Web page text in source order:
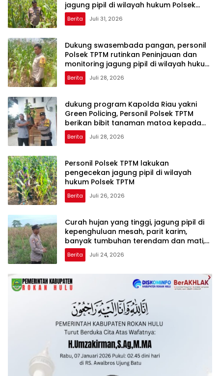
jagung pipil di wilayah hukum Polsek
TPTM
Berita Juli 31, 2026
Dukung swasembada pangan, personil
Polsek TPTM rutinkan Peninjauan dan
monitoring jagung pipil di wilayah hukum
Polsek TPTM
Berita Juli 28, 2026
dukung program Kapolda Riau yakni
Green Policing, Personil Polsek TPTM
berikan bibit tanaman matoa kepada
masyarakat
Berita Juli 28, 2026
Personil Polsek TPTM lakukan
pengecekan jagung pipil di wilayah
hukum Polsek TPTM
Berita Juli 26, 2026
Curah hujan yang tinggi, jagung pipil di
kepenghuluan mesah, parit karim,
banyak tumbuhan terendam dan mati,
personil TPTM gerak cepat turun
langsung meninjau kelapangan
Berita Juli 24, 2026